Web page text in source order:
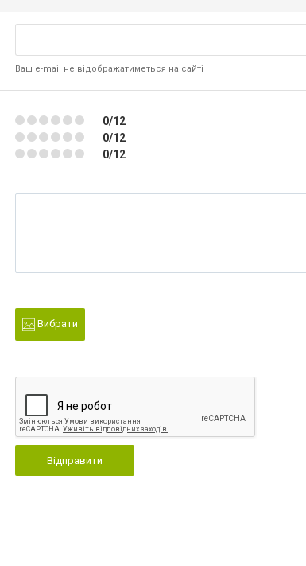
Ваш e-mail не відображатиметься на сайті
0/12
0/12
0/12
Вибрати
Відправити